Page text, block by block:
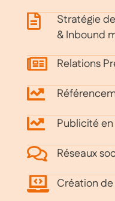
Stratégie
& Inbound
Relations
Publicité en
Réseaux
Création